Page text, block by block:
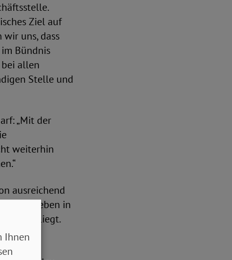
Ziel auf
uns, dass
Bündnis
allen
Stelle und
„Mit der
weiterhin
ausreichend
uns leben in
System liegt.
Ihnen